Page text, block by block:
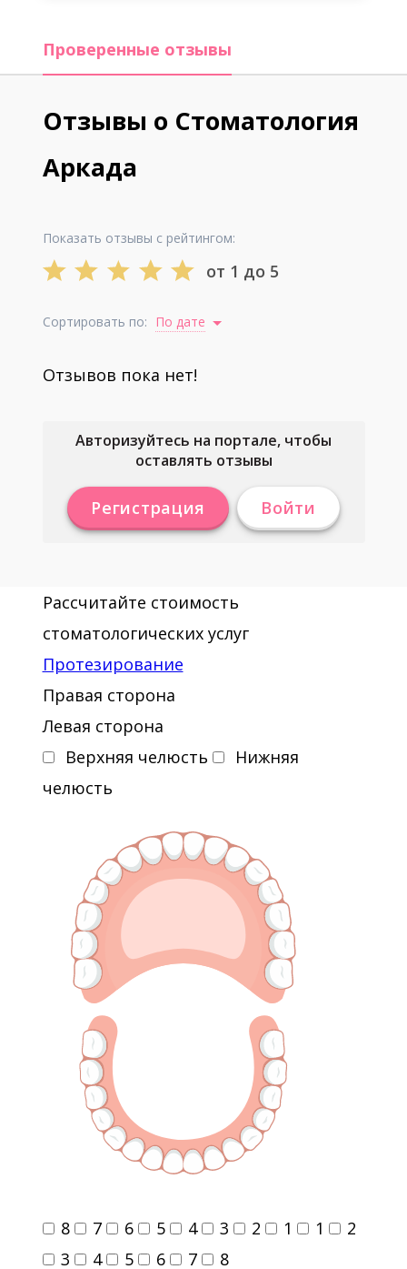
Проверенные отзывы
Отзывы о Стоматология
Аркада
Показать отзывы с рейтингом:
от 1 до 5
Сортировать по: По дате
Отзывов пока нет!
Авторизуйтесь на портале, чтобы
оставлять отзывы
Регистрация Войти
Рассчитайте стоимость
стоматологических услуг
Протезирование
Правая сторона
Левая сторона
Верхняя челюсть
Нижняя
челюсть
8 7 6 5 4 3 2 1 1
2
3
4 5 6 7 8